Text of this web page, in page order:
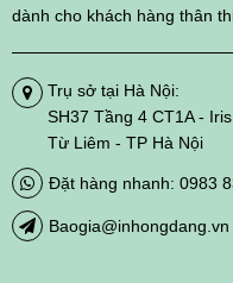
dành cho khách hàng thân
Trụ sở tại Hà Nội:
SH37 Tầng 4 CT1A -
Từ Liêm - TP Hà Nội
Đặt hàng nhanh: 0983
Baogia@inhongdang.vn